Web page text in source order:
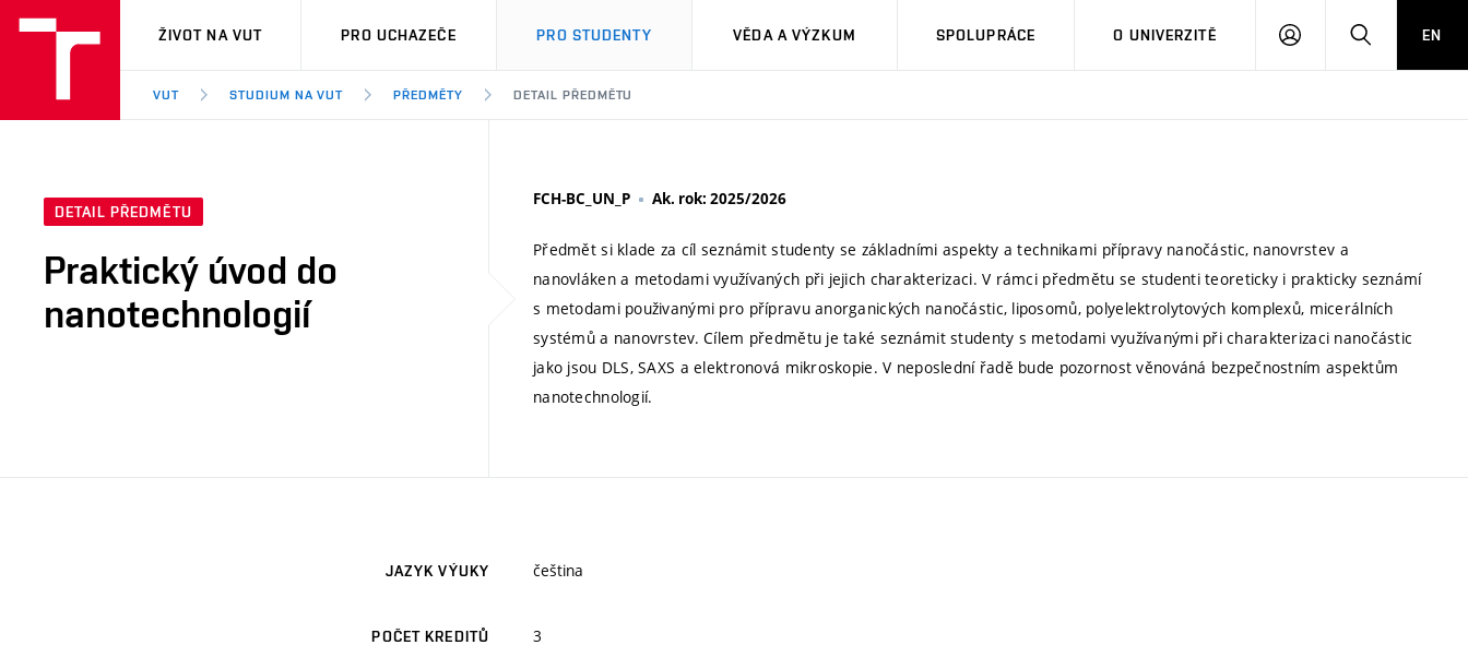
VUT
ŽIVOT NA VUT PRO UCHAZEČE PRO STUDENTY VĚDA A VÝZKUM SPOLUPRÁCE O UNIVERZITĚ
PŘIHLÁSIT HLEDATEN
VUT STUDIUM NA VUT PŘEDMĚTY DETAIL PŘEDMĚTU
DETAIL PŘEDMĚTU
Praktický úvod do
nanotechnologií
FCH-BC_UN_P Ak. rok: 2025/2026
Předmět si klade za cíl seznámit studenty se základními aspekty a technikami přípravy nanočástic, nanovrstev a
nanovláken a metodami využívaných při jejich charakterizaci. V rámci předmětu se studenti teoreticky i prakticky seznámí
s metodami použivanými pro přípravu anorganických nanočástic, liposomů, polyelektrolytových komplexů, micerálních
systémů a nanovrstev. Cílem předmětu je také seznámit studenty s metodami využívanými při charakterizaci nanočástic
jako jsou DLS, SAXS a elektronová mikroskopie. V neposlední řadě bude pozornost věnováná bezpečnostním aspektům
nanotechnologií.
JAZYK VÝUKY čeština
POČET KREDITŮ 3